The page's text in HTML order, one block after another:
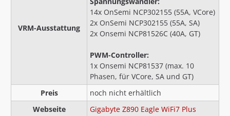
VRM-Ausstattung
14x OnSemi NCP302155 (55A, VCore)
2x OnSemi NCP302155 (55A, SA)
2x Onsemi NCP81526C (40A, GT)
PWM-Controller:
1x Onsemi NCP81537 (max. 10
Phasen, für VCore, SA und GT)
Preis
noch nicht erhältlich
Webseite
Gigabyte Z890 Eagle WiFi7 Plus